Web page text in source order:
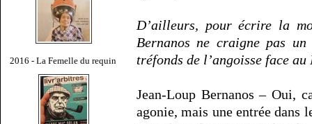
2016 - La Femelle du requin
D’ailleurs, pour écrire la
Bernanos ne craigne pas
tréfonds de l’angoisse face au
Jean-Loup Bernanos – Oui,
agonie, mais une entrée dans